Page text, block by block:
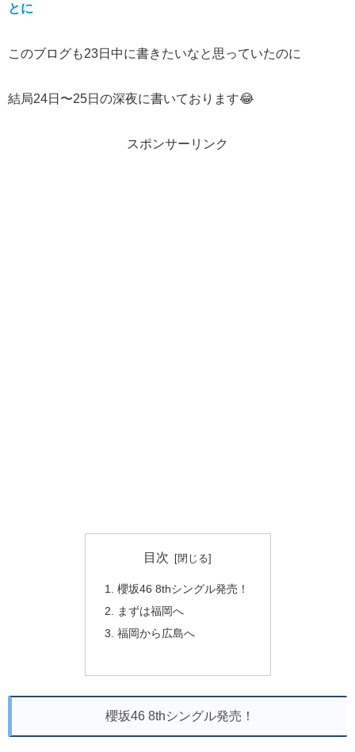
とに
このブログも23日中に書きたいなと思っていたのに
結局24日〜25日の深夜に書いております😂
スポンサーリンク
目次
櫻坂46 8thシングル発売！
まずは福岡へ
福岡から広島へ
櫻坂46 8thシングル発売！